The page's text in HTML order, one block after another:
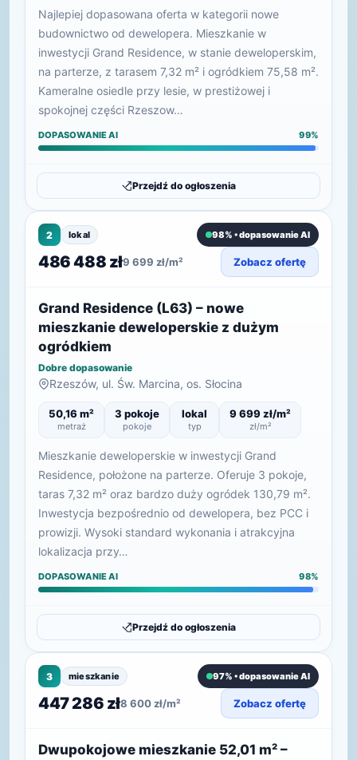
Najlepiej dopasowana oferta w kategorii nowe
budownictwo od dewelopera. Mieszkanie w
inwestycji Grand Residence, w stanie deweloperskim,
na parterze, z tarasem 7,32 m² i ogródkiem 75,58 m².
Kameralne osiedle przy lesie, w prestiżowej i
spokojnej części Rzeszow…
DOPASOWANIE AI 99%
Przejdź do ogłoszenia
2 lokal 98% • dopasowanie AI
486 488 zł9 699 zł/m² Zobacz ofertę
Grand Residence (L63) – nowe
mieszkanie deweloperskie z dużym
ogródkiem
Dobre dopasowanie
Rzeszów, ul. Św. Marcina, os. Słocina
50,16 m²
metraż
3 pokoje
pokoje
lokal
typ
9 699 zł/m²
zł/m²
Mieszkanie deweloperskie w inwestycji Grand
Residence, położone na parterze. Oferuje 3 pokoje,
taras 7,32 m² oraz bardzo duży ogródek 130,79 m².
Inwestycja bezpośrednio od dewelopera, bez PCC i
prowizji. Wysoki standard wykonania i atrakcyjna
lokalizacja przy…
DOPASOWANIE AI 98%
Przejdź do ogłoszenia
3 mieszkanie 97% • dopasowanie AI
447 286 zł8 600 zł/m² Zobacz ofertę
Dwupokojowe mieszkanie 52,01 m² –